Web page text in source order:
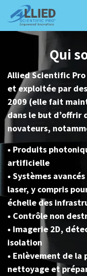
Qui
Allied Scientific
et exploitée par
2009 (elle fait
dans le but d’offrir
novateurs,
• Produits
artificielle
• Systèmes
laser, y compris
échelle des
• Contrôle non
• Imagerie 2D,
isolation
• Enlèvement de
nettoyage et